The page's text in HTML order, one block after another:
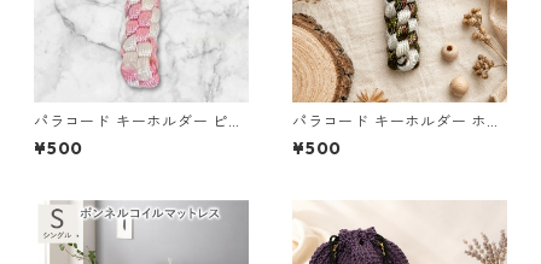
パラコード キーホルダー ピン
ク ホワイト 編み込み s27
¥500
パラコード キーホルダー ホワ
イト× グリーン・ブラウン ハ
ンドメイド 国産 本革 ヌメ革
¥500